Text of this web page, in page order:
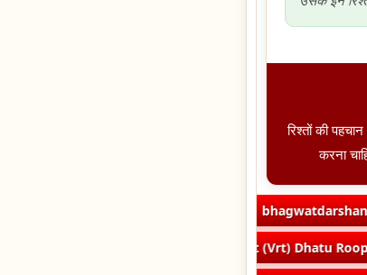
रिश्तों की
करना
एतत् किम् ? (दीपकम) | bhagwatdarshan.com ➤Class 6
वृत् धातु रूप - १० लकार, अर्थ एवं व्याकरण